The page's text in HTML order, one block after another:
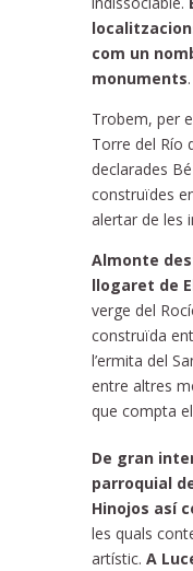
com un
monuments.
Trobem, per
Torre del Río
declarades
construïdes
alertar de les
Almonte
llogaret de
verge del
construïda
l’ermita del
entre altres
que compta
De gran
parroquial
Hinojos así
les quals
artístic. A